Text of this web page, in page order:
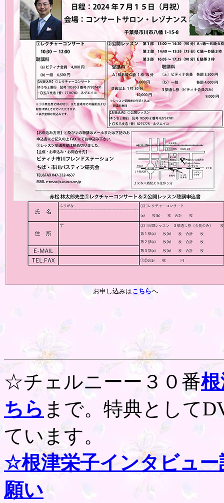
お申し込みはこちらへ
☆チェルニーー３０番
ちら まで。特典として
ています。
☆根津栄子インタビュ
願い